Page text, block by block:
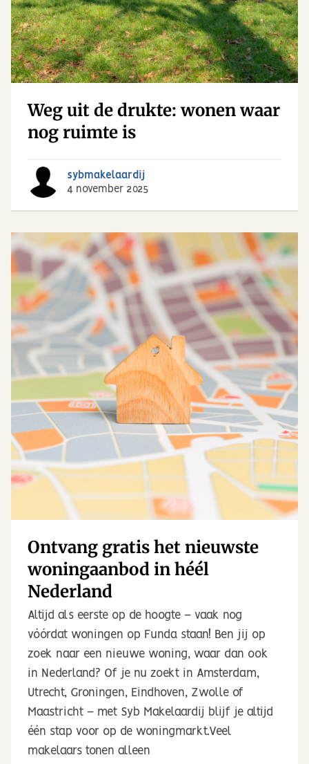
Weg uit de drukte: wonen waar
nog ruimte is
sybmakelaardij
4 november 2025
Ontvang gratis het nieuwste
woningaanbod in héél
Nederland
Altijd als eerste op de hoogte – vaak nog
vóórdat woningen op Funda staan! Ben jij op
zoek naar een nieuwe woning, waar dan ook
in Nederland? Of je nu zoekt in Amsterdam,
Utrecht, Groningen, Eindhoven, Zwolle of
Maastricht – met Syb Makelaardij blijf je altijd
één stap voor op de woningmarkt.Veel
makelaars tonen alleen